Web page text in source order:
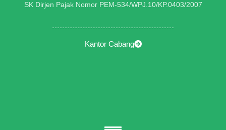
SK Dirjen Pajak Nomor PEM-534/WPJ.10/KP.0403/2007
Kantor Cabang